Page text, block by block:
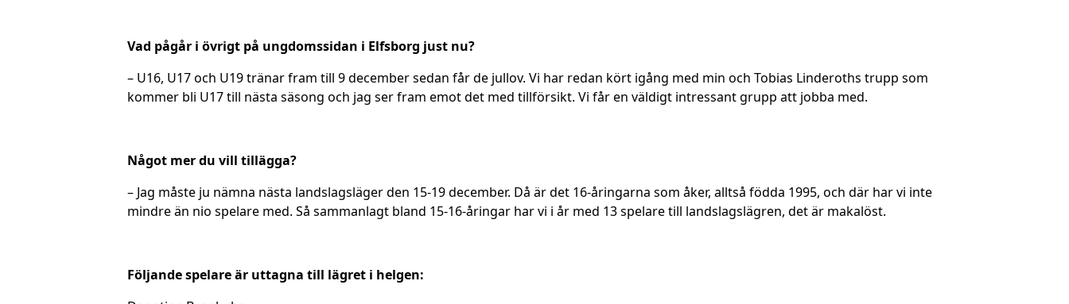
Vad pågår i övrigt på ungdomssidan i Elfsborg just nu?
– U16, U17 och U19 tränar fram till 9 december sedan får de jullov. Vi har redan kört igång med min och Tobias Linderoths trupp som
kommer bli U17 till nästa säsong och jag ser fram emot det med tillförsikt. Vi får en väldigt intressant grupp att jobba med.
Något mer du vill tillägga?
– Jag måste ju nämna nästa landslagsläger den 15-19 december. Då är det 16-åringarna som åker, alltså födda 1995, och där har vi inte
mindre än nio spelare med. Så sammanlagt bland 15-16-åringar har vi i år med 13 spelare till landslagslägren, det är makalöst.
Följande spelare är uttagna till lägret i helgen: